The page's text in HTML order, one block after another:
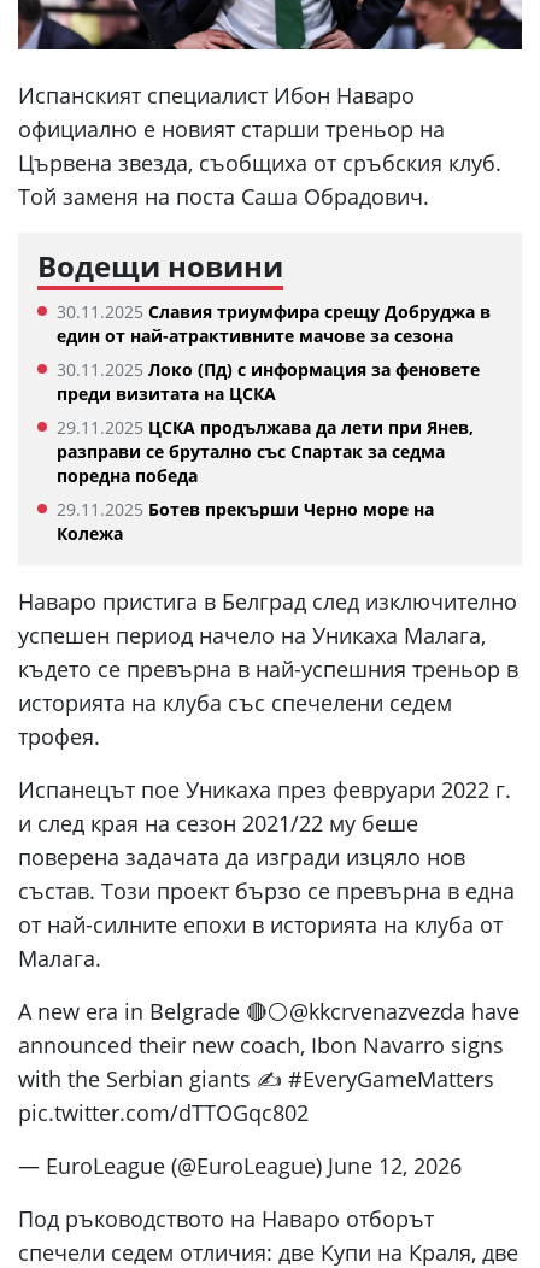
Испанският специалист Ибон Наваро
официално е новият старши треньор на
Цървена звезда, съобщиха от сръбския клуб.
Той заменя на поста Саша Обрадович.
Водещи новини
30.11.2025 Славия триумфира срещу Добруджа в
един от най-атрактивните мачове за сезона
30.11.2025 Локо (Пд) с информация за феновете
преди визитата на ЦСКА
29.11.2025 ЦСКА продължава да лети при Янев,
разправи се брутално със Спартак за седма
поредна победа
29.11.2025 Ботев прекърши Черно море на
Колежа
Наваро пристига в Белград след изключително
успешен период начело на Уникаха Малага,
където се превърна в най-успешния треньор в
историята на клуба със спечелени седем
трофея.
Испанецът пое Уникаха през февруари 2022 г.
и след края на сезон 2021/22 му беше
поверена задачата да изгради изцяло нов
състав. Този проект бързо се превърна в една
от най-силните епохи в историята на клуба от
Малага.
A new era in Belgrade 🔴⚪️@kkcrvenazvezda have
announced their new coach, Ibon Navarro signs
with the Serbian giants ✍️ #EveryGameMatters
pic.twitter.com/dTTOGqc802
— EuroLeague (@EuroLeague) June 12, 2026
Под ръководството на Наваро отборът
спечели седем отличия: две Купи на Краля, две